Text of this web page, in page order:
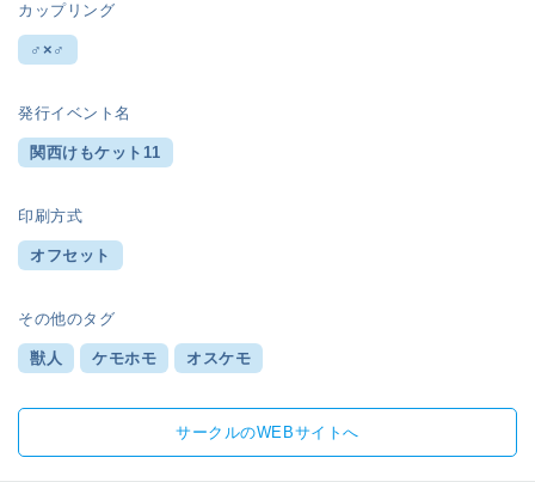
カップリング
♂×♂
発行イベント名
関西けもケット11
印刷方式
オフセット
その他のタグ
獣人 ケモホモ オスケモ
サークルのWEBサイトへ